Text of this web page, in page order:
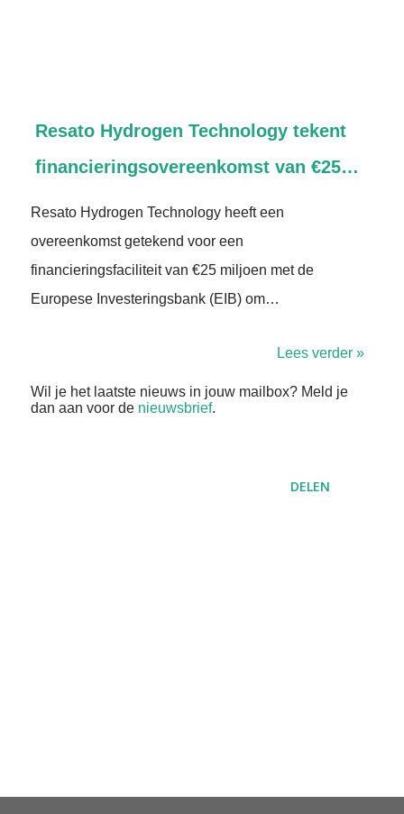
Resato Hydrogen Technology tekent
financieringsovereenkomst van €25…
Resato Hydrogen Technology heeft een
overeenkomst getekend voor een
financieringsfaciliteit van €25 miljoen met de
Europese Investeringsbank (EIB) om…
Lees verder »
Wil je het laatste nieuws in jouw mailbox? Meld je
dan aan voor de nieuwsbrief.
DELEN